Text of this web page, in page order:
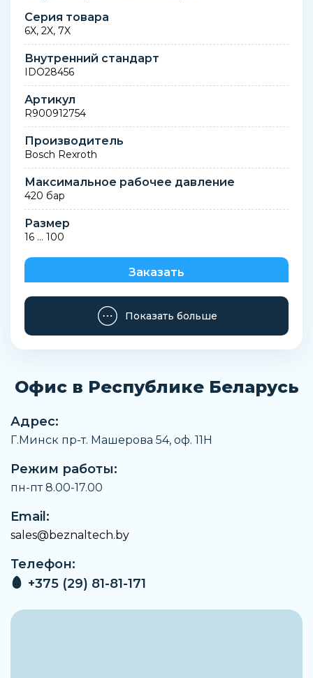
Серия товара
6X, 2X, 7X
Внутренний стандарт
IDO28456
Артикул
R900912754
Производитель
Bosch Rexroth
Максимальное рабочее давление
420 бар
Размер
16 … 100
Заказать
Показать больше
Офис в Республике Беларусь
Адрес:
Г.Минск пр-т. Машерова 54, оф. 11H
Режим работы:
пн-пт 8.00-17.00
Email:
sales@beznaltech.by
Телефон:
+375 (29) 81-81-171